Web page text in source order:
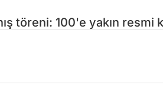
töreni: 100'e yakın resmi